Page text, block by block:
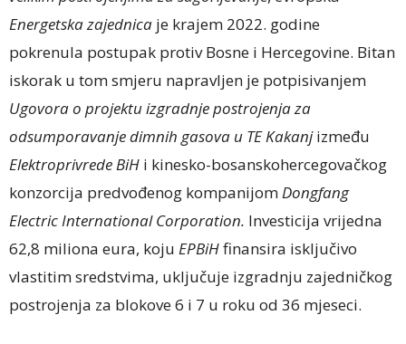
Energetska zajednica je krajem 2022. godine
pokrenula postupak protiv Bosne i Hercegovine. Bitan
iskorak u tom smjeru napravljen je potpisivanjem
Ugovora o projektu izgradnje postrojenja za
odsumporavanje dimnih gasova u TE Kakanjizmeđu
Elektroprivrede BiH i kinesko-bosanskohercegovačkog
konzorcija predvođenog kompanijomDongfang
Electric International Corporation. Investicija vrijedna
62,8 miliona eura, koju EPBiHfinansira isključivo
vlastitim sredstvima, uključuje izgradnju zajedničkog
postrojenja za blokove 6 i 7 u roku od 36 mjeseci.